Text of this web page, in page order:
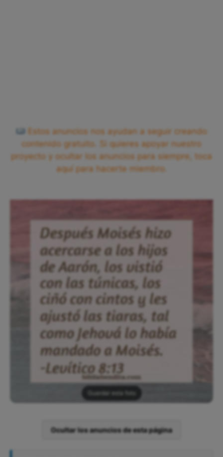
Estos anuncios nos ayudan a seguir creando
contenido gratuito. Si quieres apoyar nuestro
proyecto y ocultar los anuncios para siempre, toca
aquí para hacerte miembro.
Guardar esta foto
Ocultar los anuncios de esta página